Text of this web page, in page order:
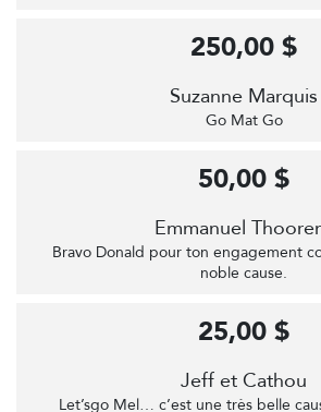
Suzanne Marquis
Go Mat Go
250,00 $
Emmanuel
Bravo Donald pour ton engagement
noble cause.
50,00 $
Jeff et Cathou
Let’sgo Mel… c’est une très belle
25,00 $